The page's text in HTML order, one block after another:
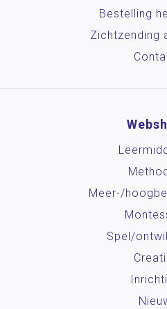
Bestelling
Zichtzending
Meer-/
Spel/